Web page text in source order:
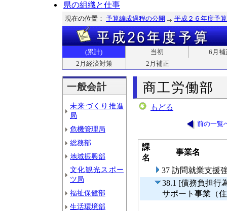
県の組織と仕事
現在の位置： 予算編成過程の公開 平成２６年度予算
(累計) 当初
6月補
2月経済対策
2月補正
一般会計
未来づくり推進
局
危機管理局
総務部
地域振興部
文化観光スポー
ツ局
福祉保健部
生活環境部
商工労働部
もどる
前の一覧
課
名
事業名
37 訪問就業支援
38.1 [債務負担行
サポート事業（